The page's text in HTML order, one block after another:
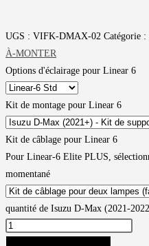
UGS : VIFK-DMAX-02 Catégorie :
À-MONTER
Options d'éclairage pour Linear 6
Kit de montage pour Linear 6
Kit de câblage pour Linear 6
Pour Linear-6 Elite PLUS,
momentané
quantité de Isuzu D-Max (2021-